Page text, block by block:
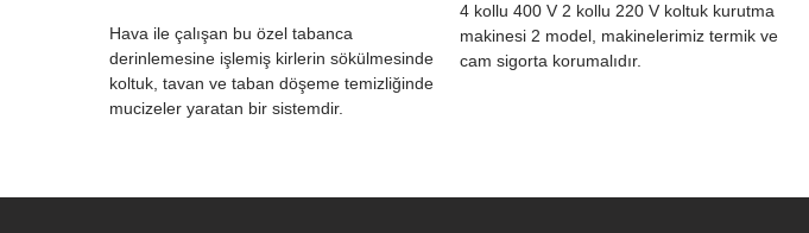
Hava ile çalışan bu özel tabanca
derinlemesine işlemiş kirlerin sökülmesinde
koltuk, tavan ve taban döşeme temizliğinde
mucizeler yaratan bir sistemdir.
4 kollu 400 V 2 kollu 220 V koltuk kurutma
makinesi 2 model, makinelerimiz termik ve
cam sigorta korumalıdır.